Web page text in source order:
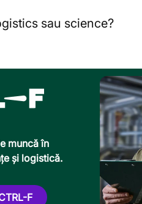
sau science?
muncă în
și logistică.
F